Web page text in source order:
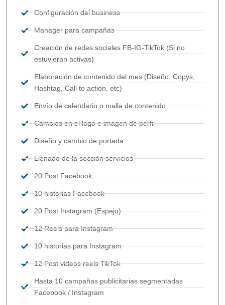
Configuración del business
Manager para campañas
Creación de redes sociales FB-IG-TikTok (Si no
estuvieran activas)
Elaboración de contenido del mes (Diseño, Copys,
Hashtag, Call to action, etc)
Envío de calendario o malla de contenido
Cambios en el logo e imagen de perfil
Diseño y cambio de portada
Llenado de la sección servicios
20 Post Facebook
10 historias Facebook
20 Post Instagram (Espejo)
12 Reels para Instagram
10 historias para Instagram
12 Post videos reels TikTok
Hasta 10 campañas publicitarias segmentadas
Facebook / Instagram